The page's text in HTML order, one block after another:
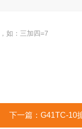
如：三加四=7
下一篇： G41TC-10